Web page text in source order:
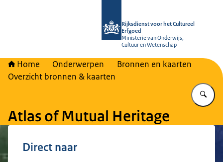
Rijksdienst voor het Cultureel
Erfgoed
Ministerie van Onderwijs,
Cultuur en Wetenschap
Home Onderwerpen
Bronnen en kaarten
Overzicht bronnen & kaarten
Atlas of Mutual Heritage
Direct naar